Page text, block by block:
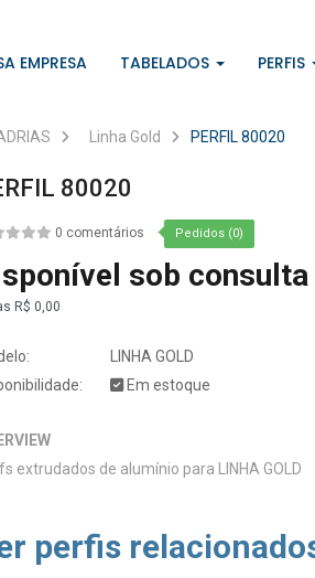
EMPRESA TABELADOS PERFIS
Linha Gold PERFIL 80020
80020
0 comentários Pedidos (0)
sob consulta
R$ 0,00
LINHA GOLD
Em estoque
extrudados de alumínio para LINHA GOLD
perfis